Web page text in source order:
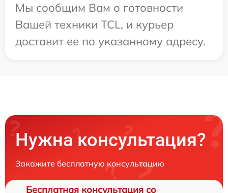
Мы сообщим Вам о готовности
Вашей техники TCL, и курьер
доставит ее по указанному адресу.
Нужна консультация?
Закажите бесплатную консультацию
Бесплатная консультация со